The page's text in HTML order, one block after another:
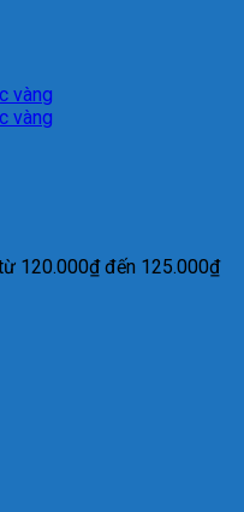
120.000₫ đến 125.000₫